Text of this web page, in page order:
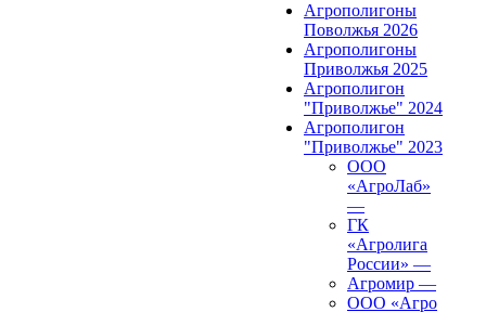
Агрополигоны
Поволжья 2026
Агрополигоны
Приволжья 2025
Агрополигон
"Приволжье" 2024
Агрополигон
"Приволжье" 2023
ООО
«АгроЛаб»
—
ГК
«Агролига
России» —
Агромир —
ООО «Агро